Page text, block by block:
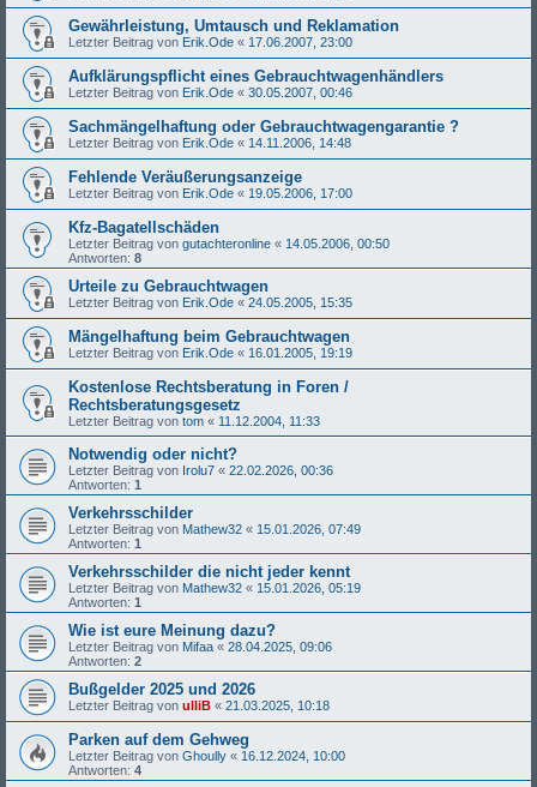
Gewährleistung, Umtausch und Reklamation
Letzter Beitrag von Erik.Ode « 17.06.2007, 23:00
Aufklärungspflicht eines Gebrauchtwagenhändlers
Letzter Beitrag von Erik.Ode « 30.05.2007, 00:46
Sachmängelhaftung oder Gebrauchtwagengarantie ?
Letzter Beitrag von Erik.Ode « 14.11.2006, 14:48
Fehlende Veräußerungsanzeige
Letzter Beitrag von Erik.Ode « 19.05.2006, 17:00
Kfz-Bagatellschäden
Letzter Beitrag von gutachteronline « 14.05.2006, 00:50
Antworten: 8
Urteile zu Gebrauchtwagen
Letzter Beitrag von Erik.Ode « 24.05.2005, 15:35
Mängelhaftung beim Gebrauchtwagen
Letzter Beitrag von Erik.Ode « 16.01.2005, 19:19
Kostenlose Rechtsberatung in Foren /
Rechtsberatungsgesetz
Letzter Beitrag von tom « 11.12.2004, 11:33
Notwendig oder nicht?
Letzter Beitrag von Irolu7 « 22.02.2026, 00:36
Antworten: 1
Verkehrsschilder
Letzter Beitrag von Mathew32 « 15.01.2026, 07:49
Antworten: 1
Verkehrsschilder die nicht jeder kennt
Letzter Beitrag von Mathew32 « 15.01.2026, 05:19
Antworten: 1
Wie ist eure Meinung dazu?
Letzter Beitrag von Mifaa « 28.04.2025, 09:06
Antworten: 2
Bußgelder 2025 und 2026
Letzter Beitrag von ulliB « 21.03.2025, 10:18
Parken auf dem Gehweg
Letzter Beitrag von Ghoully « 16.12.2024, 10:00
Antworten: 4